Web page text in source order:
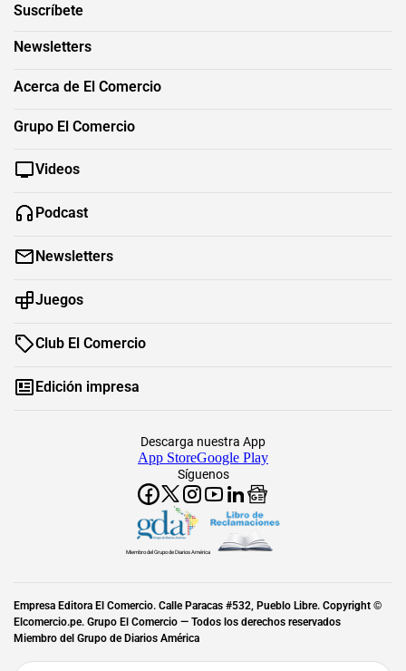
Suscríbete
Newsletters
Acerca de El Comercio
Grupo El Comercio
Videos
Podcast
Newsletters
Juegos
Club El Comercio
Edición impresa
Síguenos
Descarga nuestra App
App StoreGoogle Play
Miembro del Grupo de Diarios América
Empresa Editora El Comercio. Calle Paracas #532, Pueblo Libre. Copyright ©
Elcomercio.pe. Grupo El Comercio — Todos los derechos reservados
Miembro del Grupo de Diarios América